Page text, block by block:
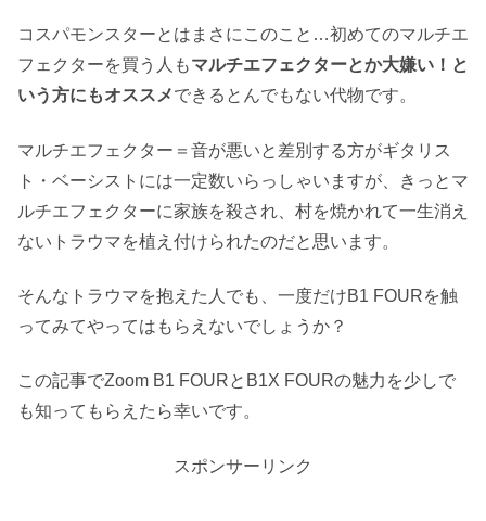
コスパモンスターとはまさにこのこと…初めてのマルチエ
フェクターを買う人もマルチエフェクターとか大嫌い！と
いう方にもオススメできるとんでもない代物です。
マルチエフェクター＝音が悪いと差別する方がギタリス
ト・ベーシストには一定数いらっしゃいますが、きっとマ
ルチエフェクターに家族を殺され、村を焼かれて一生消え
ないトラウマを植え付けられたのだと思います。
そんなトラウマを抱えた人でも、一度だけB1 FOURを触
ってみてやってはもらえないでしょうか？
この記事でZoom B1 FOURとB1X FOURの魅力を少しで
も知ってもらえたら幸いです。
スポンサーリンク